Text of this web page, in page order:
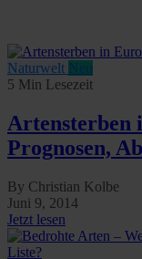
Naturwelt
5 Min Lesezeit
Artensterben
Prognosen,
By Christian Kolbe
Juni 9, 2014
Jetzt lesen